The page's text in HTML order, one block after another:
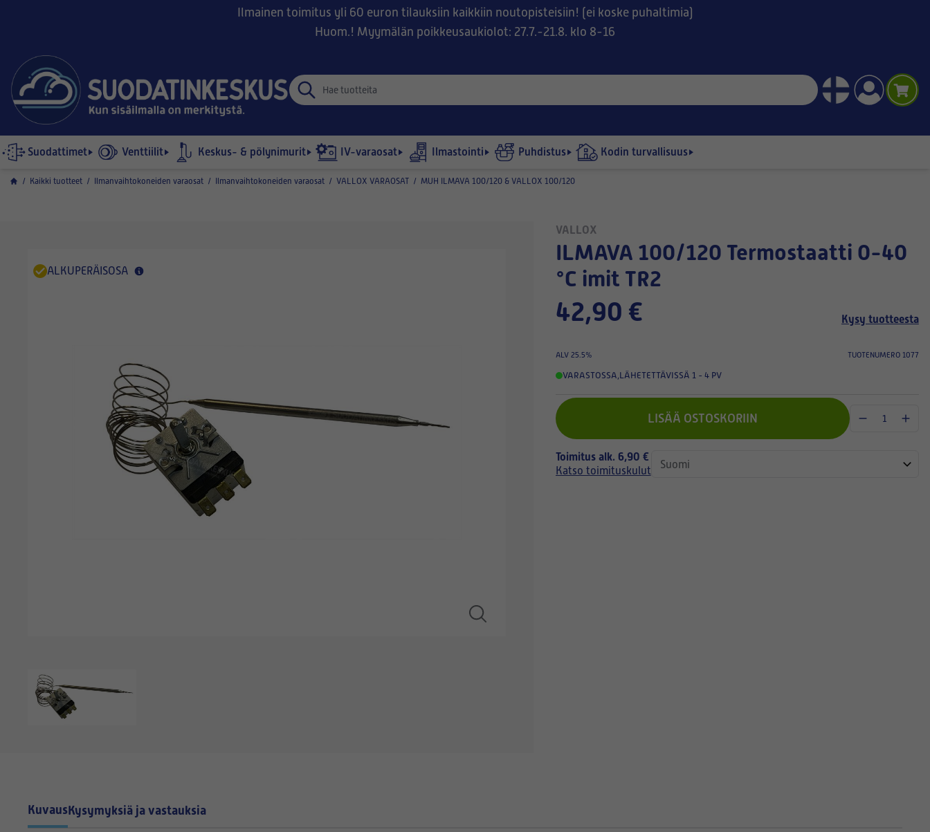
Ilmainen toimitus yli 60 euron tilauksiin kaikkiin noutopisteisiin! (ei koske puhaltimia)
Huom.! Myymälän poikkeusaukiolot: 27.7.-21.8. klo 8-16
Suodattimet Venttiilit Keskus- & pölynimurit IV-varaosat Ilmastointi Puhdistus Kodin turvallisuus
/ Kaikki tuotteet / Ilmanvaihtokoneiden varaosat / Ilmanvaihtokoneiden varaosat / VALLOX VARAOSAT / MUH ILMAVA 100/120 & VALLOX 100/120
ALKUPERÄISOSA
VALLOX
ILMAVA 100/120 Termostaatti 0-40
°C imit TR2
42,90 € Kysy tuotteesta
ALV 25.5% TUOTENUMERO 1077
VARASTOSSA,LÄHETETTÄVISSÄ 1 - 4 PV
LISÄÄ OSTOSKORIIN
Toimitus alk. 6,90 €
Katso toimituskulut
KuvausKysymyksiä ja vastauksia